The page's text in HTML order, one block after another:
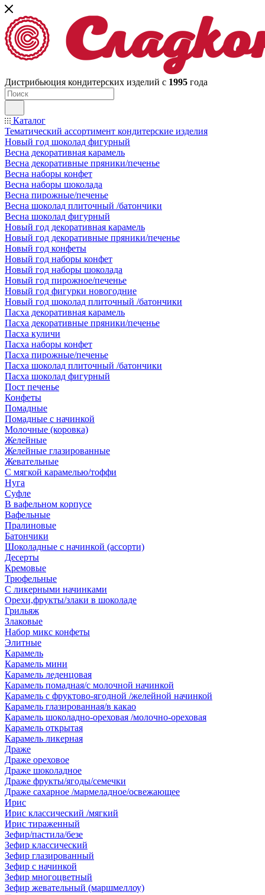
Дистрибьюция кондитерских изделий с 1995 года
Каталог
Тематический ассортимент кондитерские изделия
Новый год шоколад фигурный
Весна декоративная карамель
Весна декоративные пряники/печенье
Весна наборы конфет
Весна наборы шоколада
Весна пирожные/печенье
Весна шоколад плиточный /батончики
Весна шоколад фигурный
Новый год декоративная карамель
Новый год декоративные пряники/печенье
Новый год конфеты
Новый год наборы конфет
Новый год наборы шоколада
Новый год пирожное/печенье
Новый год фигурки новогодние
Новый год шоколад плиточный /батончики
Пасха декоративная карамель
Пасха декоративные пряники/печенье
Пасха куличи
Пасха наборы конфет
Пасха пирожные/печенье
Пасха шоколад плиточный /батончики
Пасха шоколад фигурный
Пост печенье
Конфеты
Помадные
Помадные с начинкой
Молочные (коровка)
Желейные
Желейные глазированные
Жевательные
С мягкой карамелью/тоффи
Нуга
Суфле
В вафельном корпусе
Вафельные
Пралиновые
Батончики
Шоколадные с начинкой (ассорти)
Десерты
Кремовые
Трюфельные
С ликерными начинками
Орехи,фрукты/злаки в шоколаде
Грильяж
Злаковые
Набор микс конфеты
Элитные
Карамель
Карамель мини
Карамель леденцовая
Карамель помадная/с молочной начинкой
Карамель с фруктово-ягодной /желейной начинкой
Карамель глазированная/в какао
Карамель шоколадно-ореховая /молочно-ореховая
Карамель открытая
Карамель ликерная
Драже
Драже ореховое
Драже шоколадное
Драже фрукты/ягоды/семечки
Драже сахарное /мармеладное/освежающее
Ирис
Ирис классический /мягкий
Ирис тираженный
Зефир/пастила/безе
Зефир классический
Зефир глазированный
Зефир с начинкой
Зефир многоцветный
Зефир жевательный (маршмеллоу)